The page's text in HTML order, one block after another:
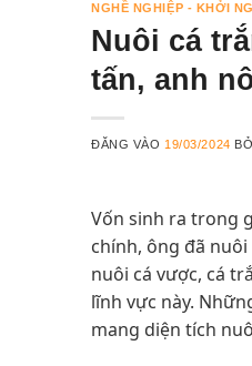
NGHỀ NGHIỆP - KHỞI
Nuôi cá
tấn, anh
ĐĂNG VÀO 19/03/2024
Vốn sinh ra trong
chính, ông đã
nuôi cá vược, cá
lĩnh vực này.
mang diện tích